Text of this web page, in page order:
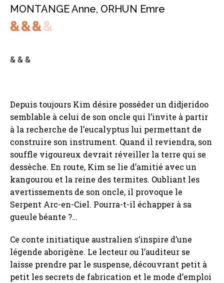
MONTANGE Anne, ORHUN Emre
& & &
Depuis toujours Kim désire posséder un didjeridoo
semblable à celui de son oncle qui l’invite à partir
à la recherche de l’eucalyptus lui permettant de
construire son instrument. Quand il reviendra, son
souffle vigoureux devrait réveiller la terre qui se
dessèche. En route, Kim se lie d’amitié avec un
kangourou et la reine des termites. Oubliant les
avertissements de son oncle, il provoque le
Serpent Arc-en-Ciel. Pourra-t-il échapper à sa
gueule béante ?…
Ce conte initiatique australien s’inspire d’une
légende aborigène. Le lecteur ou l’auditeur se
laisse prendre par le suspense, découvrant petit à
petit les secrets de fabrication et le mode d’emploi